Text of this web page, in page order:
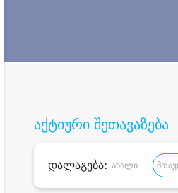
აქტიური შეთავაზება
დალაგება: ახალი